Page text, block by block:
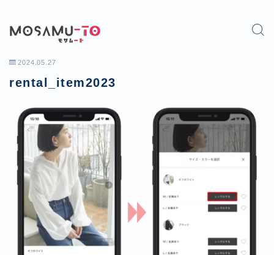
2024.05.27
rental_item2023